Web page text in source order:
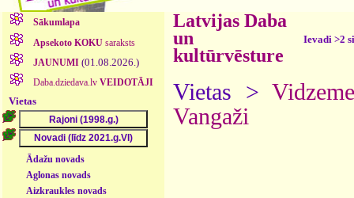
Sākumlapa
Apsekoto KOKUsaraksts
JAUNUMI (01.08.2026.)
Daba.dziedava.lv VEIDOTĀJI
Vietas
Ādažu novads
Aglonas novads
Aizkraukles novads
Latvijas Daba
un
kultūrvēsture
Ievadi >2
Vietas >
Vangaži